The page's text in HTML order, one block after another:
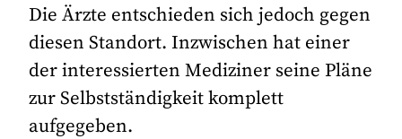
Die Ärzte entschieden sich jedoch gegen
diesen Standort. Inzwischen hat einer
der interessierten Mediziner seine Pläne
zur Selbstständigkeit komplett
aufgegeben.